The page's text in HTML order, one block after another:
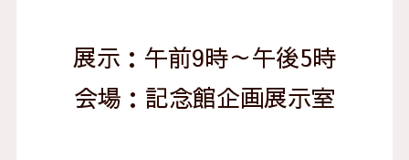
展示：午前9時～午後5時
会場：記念館企画展示室